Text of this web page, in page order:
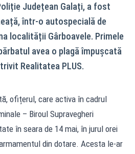
Județean Galați, a fost
într-o autospecială de
localității Gârboavele. Primele
avea o plagă împușcată
Realitatea PLUS.
ofițerul, care activa în cadrul
– Biroul Supravegheri
în seara de 14 mai, în jurul orei
din dotare. Acesta le-ar